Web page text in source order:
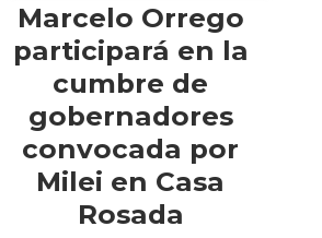
Marcelo Orrego
participará en la
cumbre de
gobernadores
convocada por
Milei en Casa
Rosada